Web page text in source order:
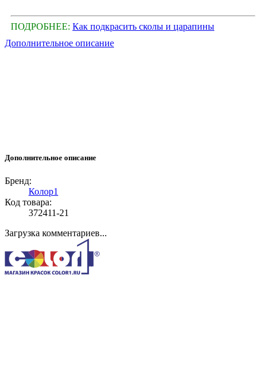
ПОДРОБНЕЕ: Как подкрасить сколы и царапины
Дополнительное описание
Дополнительное описание
Бренд:
Колор1
Код товара:
372411-21
Загрузка комментариев...